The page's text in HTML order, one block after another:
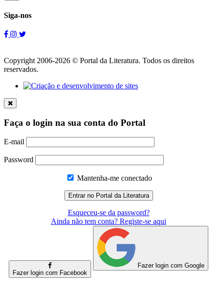
Siga-nos
Copyright 2006-2026 © Portal da Literatura. Todos os direitos
reservados.
Faça o login na sua conta do Portal
E-mail
Password
Mantenha-me conectado
Esqueceu-se da password?
Ainda não tem conta? Registe-se aqui
Fazer login com Facebook
Fazer login com Google